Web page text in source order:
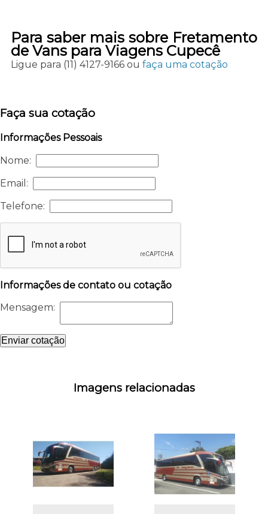
Para saber mais sobre Fretamento
de Vans para Viagens Cupecê
Ligue para (11) 4127-9166ou faça uma cotação
Faça sua cotação
Informações Pessoais
Nome:
Email:
Telefone:
Informações de contato ou cotação
Mensagem:
Enviar cotação
Imagens relacionadas